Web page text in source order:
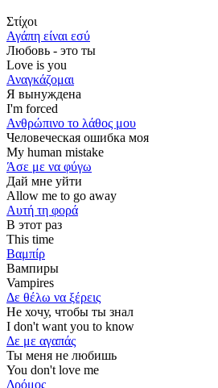
Στίχοι
Αγάπη είναι εσύ
Любовь - это ты
Love is you
Αναγκάζομαι
Я вынуждена
I'm forced
Ανθρώπινο το λάθος μου
Человеческая ошибка моя
My human mistake
Άσε με να φύγω
Дай мне уйти
Allow me to go away
Αυτή τη φορά
В этот раз
This time
Βαμπίρ
Вампиры
Vampires
Δε θέλω να ξέρεις
Не хочу, чтобы ты знал
I don't want you to know
Δε με αγαπάς
Ты меня не любишь
You don't love me
Δρόμος